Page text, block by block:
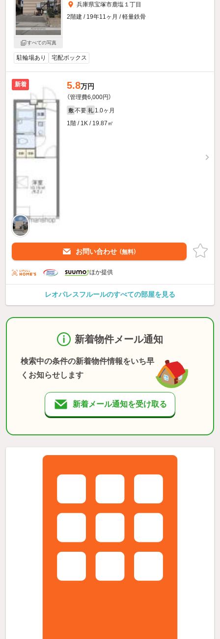
すべての写真
兵庫県宝塚市鹿塩１丁目
2階建 / 19年11ヶ月 / 軽量鉄骨
駐輪場あり 宅配ボックス
新着 5.8万円
（管理費6,000円）
敷 不要 礼 1.0ヶ月
1階 / 1K / 19.87㎡
お問い合わせ （無料）
ほか提供
レオパレスフルールのすべての部屋を見る
新着物件メール通知
検索中の条件の新着物件情報をいち早
くお知らせします
新着メール通知を受け取る